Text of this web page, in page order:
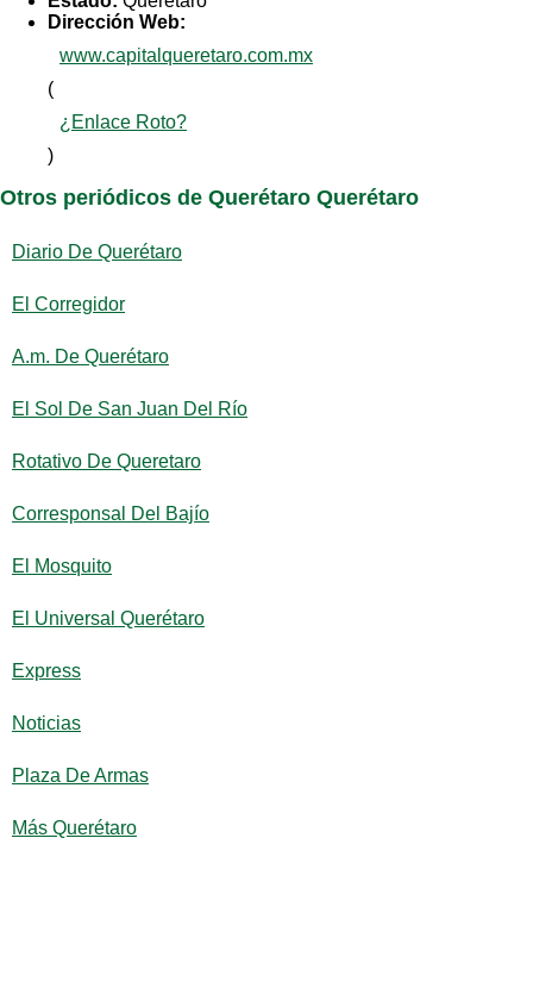
Dirección Web:
www.capitalqueretaro.com.mx
(
¿Enlace Roto?
)
Otros periódicos de Querétaro Querétaro
Diario De Querétaro
El Corregidor
A.m. De Querétaro
El Sol De San Juan Del Río
Rotativo De Queretaro
Corresponsal Del Bajío
El Mosquito
El Universal Querétaro
Express
Noticias
Plaza De Armas
Más Querétaro